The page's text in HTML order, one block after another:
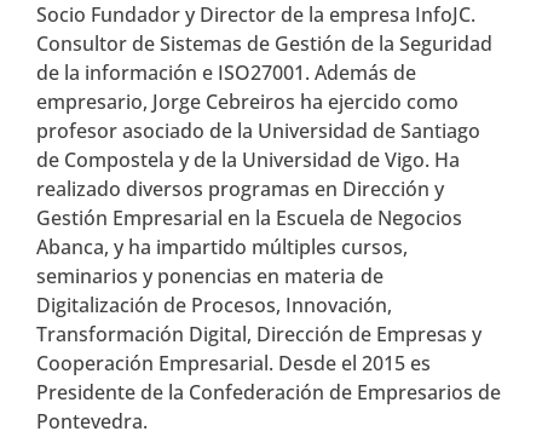
Socio Fundador y Director de la empresa InfoJC.
Consultor de Sistemas de Gestión de la Seguridad
de la información e ISO27001. Además de
empresario, Jorge Cebreiros ha ejercido como
profesor asociado de la Universidad de Santiago
de Compostela y de la Universidad de Vigo. Ha
realizado diversos programas en Dirección y
Gestión Empresarial en la Escuela de Negocios
Abanca, y ha impartido múltiples cursos,
seminarios y ponencias en materia de
Digitalización de Procesos, Innovación,
Transformación Digital, Dirección de Empresas y
Cooperación Empresarial. Desde el 2015 es
Presidente de la Confederación de Empresarios de
Pontevedra.